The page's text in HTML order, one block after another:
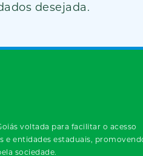
desejada.
voltada para facilitar o acesso
e entidades estaduais,
sociedade.